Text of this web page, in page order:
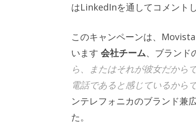
はLinkedInを通してコメントし
このキャンペーンは、
います 会社チーム、ブランド
ら、またはそれが彼女だから
電話であると感じているから
ンテレフォニカのブランド兼
た。